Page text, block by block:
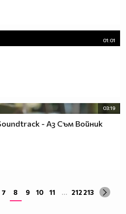
01:01
03:19
- Аз Съм Войник
7 8 9 10 11 ... 212 213